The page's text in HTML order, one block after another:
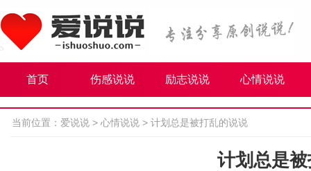
首页 伤感说说 励志说说 心情说说
当前位置： 爱说说 > 心情说说 > 计划总是被打乱的说说
计划总是